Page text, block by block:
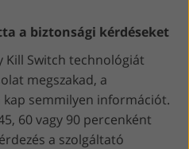
a biztonsági kérdéseket
Kill Switch technológiát
megszakad, a
semmilyen információt.
60 vagy 90 percenként
a szolgáltató